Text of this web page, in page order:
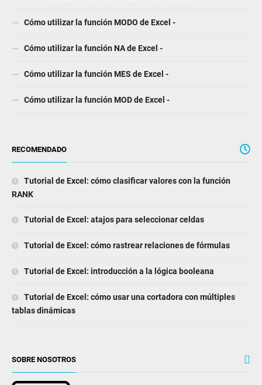
Cómo utilizar la función MODO de Excel -
Cómo utilizar la función NA de Excel -
Cómo utilizar la función MES de Excel -
Cómo utilizar la función MOD de Excel -
RECOMENDADO
Tutorial de Excel: cómo clasificar valores con la función
RANK
Tutorial de Excel: atajos para seleccionar celdas
Tutorial de Excel: cómo rastrear relaciones de fórmulas
Tutorial de Excel: introducción a la lógica booleana
Tutorial de Excel: cómo usar una cortadora con múltiples
tablas dinámicas
SOBRE NOSOTROS